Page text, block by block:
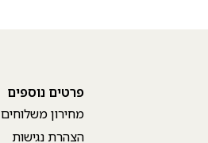
פרטים נוספים
מחירון משלוחים
הצהרת נגישות